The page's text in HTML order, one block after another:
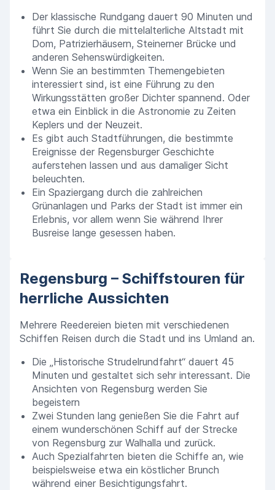
Der klassische Rundgang dauert 90 Minuten und
führt Sie durch die mittelalterliche Altstadt mit
Dom, Patrizierhäusern, Steinerner Brücke und
anderen Sehenswürdigkeiten.
Wenn Sie an bestimmten Themengebieten
interessiert sind, ist eine Führung zu den
Wirkungsstätten großer Dichter spannend. Oder
etwa ein Einblick in die Astronomie zu Zeiten
Keplers und der Neuzeit.
Es gibt auch Stadtführungen, die bestimmte
Ereignisse der Regensburger Geschichte
auferstehen lassen und aus damaliger Sicht
beleuchten.
Ein Spaziergang durch die zahlreichen
Grünanlagen und Parks der Stadt ist immer ein
Erlebnis, vor allem wenn Sie während Ihrer
Busreise lange gesessen haben.
Regensburg – Schiffstouren für
herrliche Aussichten
Mehrere Reedereien bieten mit verschiedenen
Schiffen Reisen durch die Stadt und ins Umland an.
Die „Historische Strudelrundfahrt“ dauert 45
Minuten und gestaltet sich sehr interessant. Die
Ansichten von Regensburg werden Sie
begeistern
Zwei Stunden lang genießen Sie die Fahrt auf
einem wunderschönen Schiff auf der Strecke
von Regensburg zur Walhalla und zurück.
Auch Spezialfahrten bieten die Schiffe an, wie
beispielsweise etwa ein köstlicher Brunch
während einer Besichtigungsfahrt.